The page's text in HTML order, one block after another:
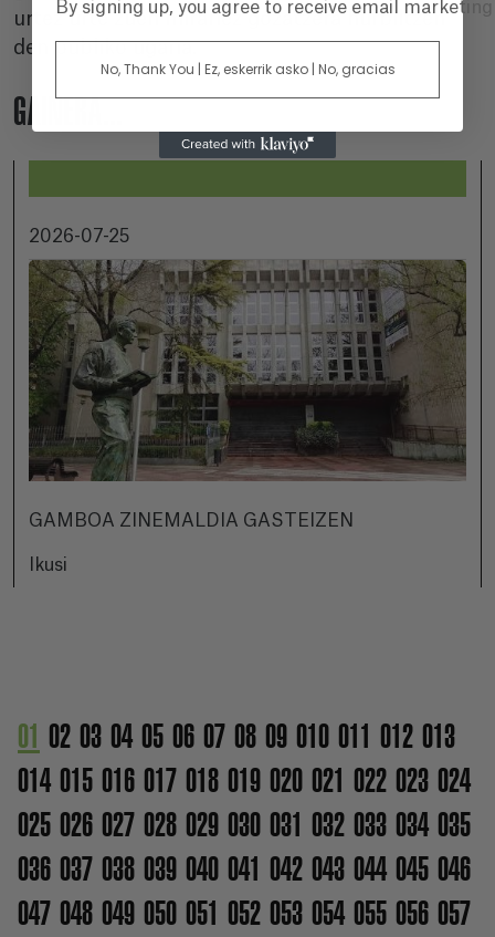
urtez urte zuen mirariez gozatzera hurbiltzen
den publiko ugaria.
GAINERA...
2026-07-25
GAMBOA ZINEMALDIA GASTEIZEN
Ikusi
01 02 03 04 05 06 07 08 09 010 011 012 013
014 015 016 017 018 019 020 021 022 023 024
025 026 027 028 029 030 031 032 033 034 035
036 037 038 039 040 041 042 043 044 045 046
047 048 049 050 051 052 053 054 055 056 057
By signing up, you agree to receive email
No, Thank You | Ez, eskerrik asko | No, gracias